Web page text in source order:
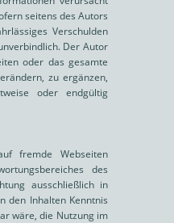
seitens des Autors
Verschulden
Der Autor
oder das gesamte
zu ergänzen,
oder endgültig
fremde Webseiten
des
ausschließlich in
den Inhalten Kenntnis
wäre, die Nutzung im